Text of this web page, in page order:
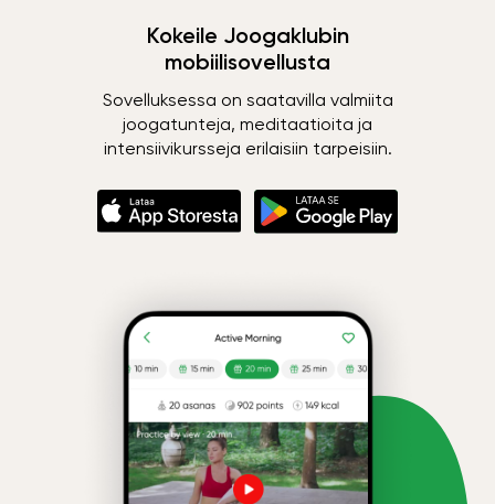
Kokeile Joogaklubin
mobiilisovellusta
Sovelluksessa on saatavilla valmiita
joogatunteja, meditaatioita ja
intensiivikursseja erilaisiin tarpeisiin.